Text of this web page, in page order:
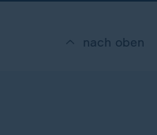
nach oben